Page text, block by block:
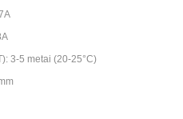
3-5 metai (20-25°C)